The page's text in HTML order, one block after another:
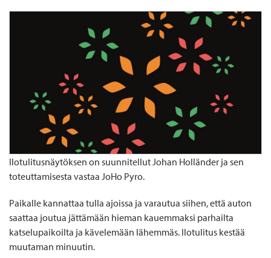
Ilotulitusnäytöksen on suunnitellut Johan Holländer ja sen
toteuttamisesta vastaa JoHo Pyro.
Paikalle kannattaa tulla ajoissa ja varautua siihen, että auton
saattaa joutua jättämään hieman kauemmaksi parhailta
katselupaikoilta ja kävelemään lähemmäs. Ilotulitus kestää
muutaman minuutin.